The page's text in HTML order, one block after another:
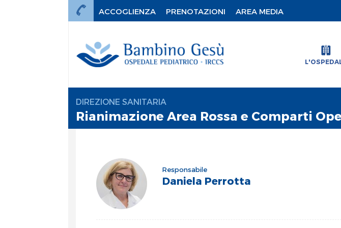
ACCOGLIENZA PRENOTAZIONI AREA MEDIA
DIREZIONE SANITARIA
Rianimazione Area Rossa e Comparti
Responsabile
Daniela Perrotta